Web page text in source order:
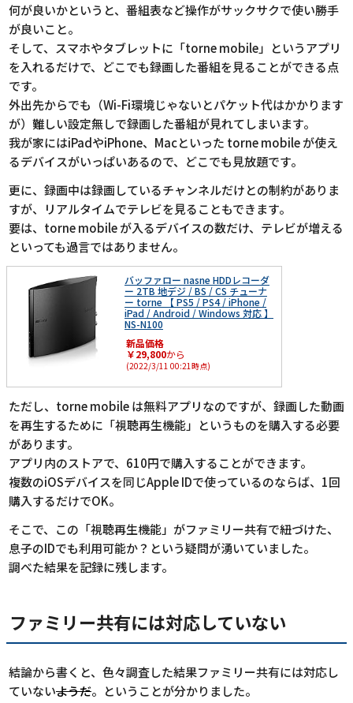
何が良いかというと、番組表など操作がサックサクで使い勝手
が良いこと。
そして、スマホやタブレットに「torne mobile」というアプリ
を入れるだけで、どこでも録画した番組を見ることができる点
です。
外出先からでも（Wi-Fi環境じゃないとパケット代はかかります
が）難しい設定無しで録画した番組が見れてしまいます。
我が家にはiPadやiPhone、Macといった torne mobile が使え
るデバイスがいっぱいあるので、どこでも見放題です。
更に、録画中は録画しているチャンネルだけとの制約がありま
すが、リアルタイムでテレビを見ることもできます。
要は、torne mobile が入るデバイスの数だけ、テレビが増える
といっても過言ではありません。
バッファロー nasne HDDレコーダ
ー 2TB 地デジ / BS / CS チューナ
ー torne 【 PS5 / PS4 / iPhone /
iPad / Android / Windows 対応 】
NS-N100
新品価格
￥29,800から
(2022/3/11 00:21時点)
ただし、torne mobile は無料アプリなのですが、録画した動画
を再生するために「視聴再生機能」というものを購入する必要
があります。
アプリ内のストアで、610円で購入することができます。
複数のiOSデバイスを同じApple IDで使っているのならば、1回
購入するだけでOK。
そこで、この「視聴再生機能」がファミリー共有で紐づけた、
息子のIDでも利用可能か？という疑問が湧いていました。
調べた結果を記録に残します。
ファミリー共有には対応していない
結論から書くと、色々調査した結果ファミリー共有には対応し
ていないようだ。ということが分かりました。